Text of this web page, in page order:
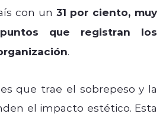
con un 31 por ciento, muy
que registran los
.
que trae el sobrepeso y la
el impacto estético. Esta